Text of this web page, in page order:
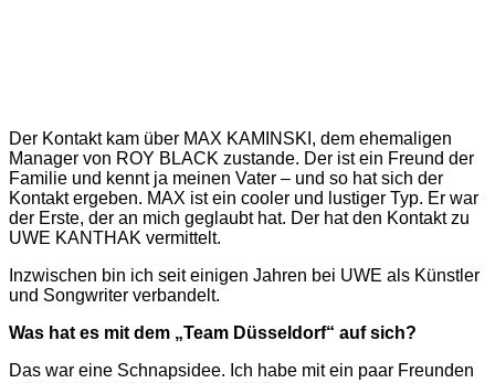
Der Kontakt kam über MAX KAMINSKI, dem ehemaligen
Manager von ROY BLACK zustande. Der ist ein Freund der
Familie und kennt ja meinen Vater – und so hat sich der
Kontakt ergeben. MAX ist ein cooler und lustiger Typ. Er war
der Erste, der an mich geglaubt hat. Der hat den Kontakt zu
UWE KANTHAK vermittelt.
Inzwischen bin ich seit einigen Jahren bei UWE als Künstler
und Songwriter verbandelt.
Was hat es mit dem „Team Düsseldorf“ auf sich?
Das war eine Schnapsidee. Ich habe mit ein paar Freunden